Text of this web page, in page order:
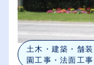
土木・建築・舗
園工事・法面工